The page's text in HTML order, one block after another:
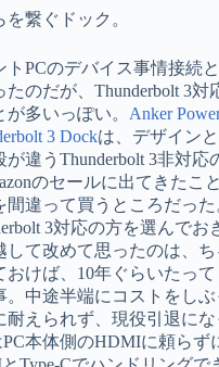
繋ぐドック。
トPCのデバイス事情接続
たのだが、Thunderbolt 3対
多いっぽい。 Anker
3 Dockは、デザイン
が違うThunderbolt 3非対応
のセールに出てきたこ
間違って買うところだった
3対応の方を選んでお
して改めて思ったのは、
おけば、10年ぐらいたっ
。中途半端にコストをしぶ
えられず、現役引退にな
PC本体側のHDMIに頼らず